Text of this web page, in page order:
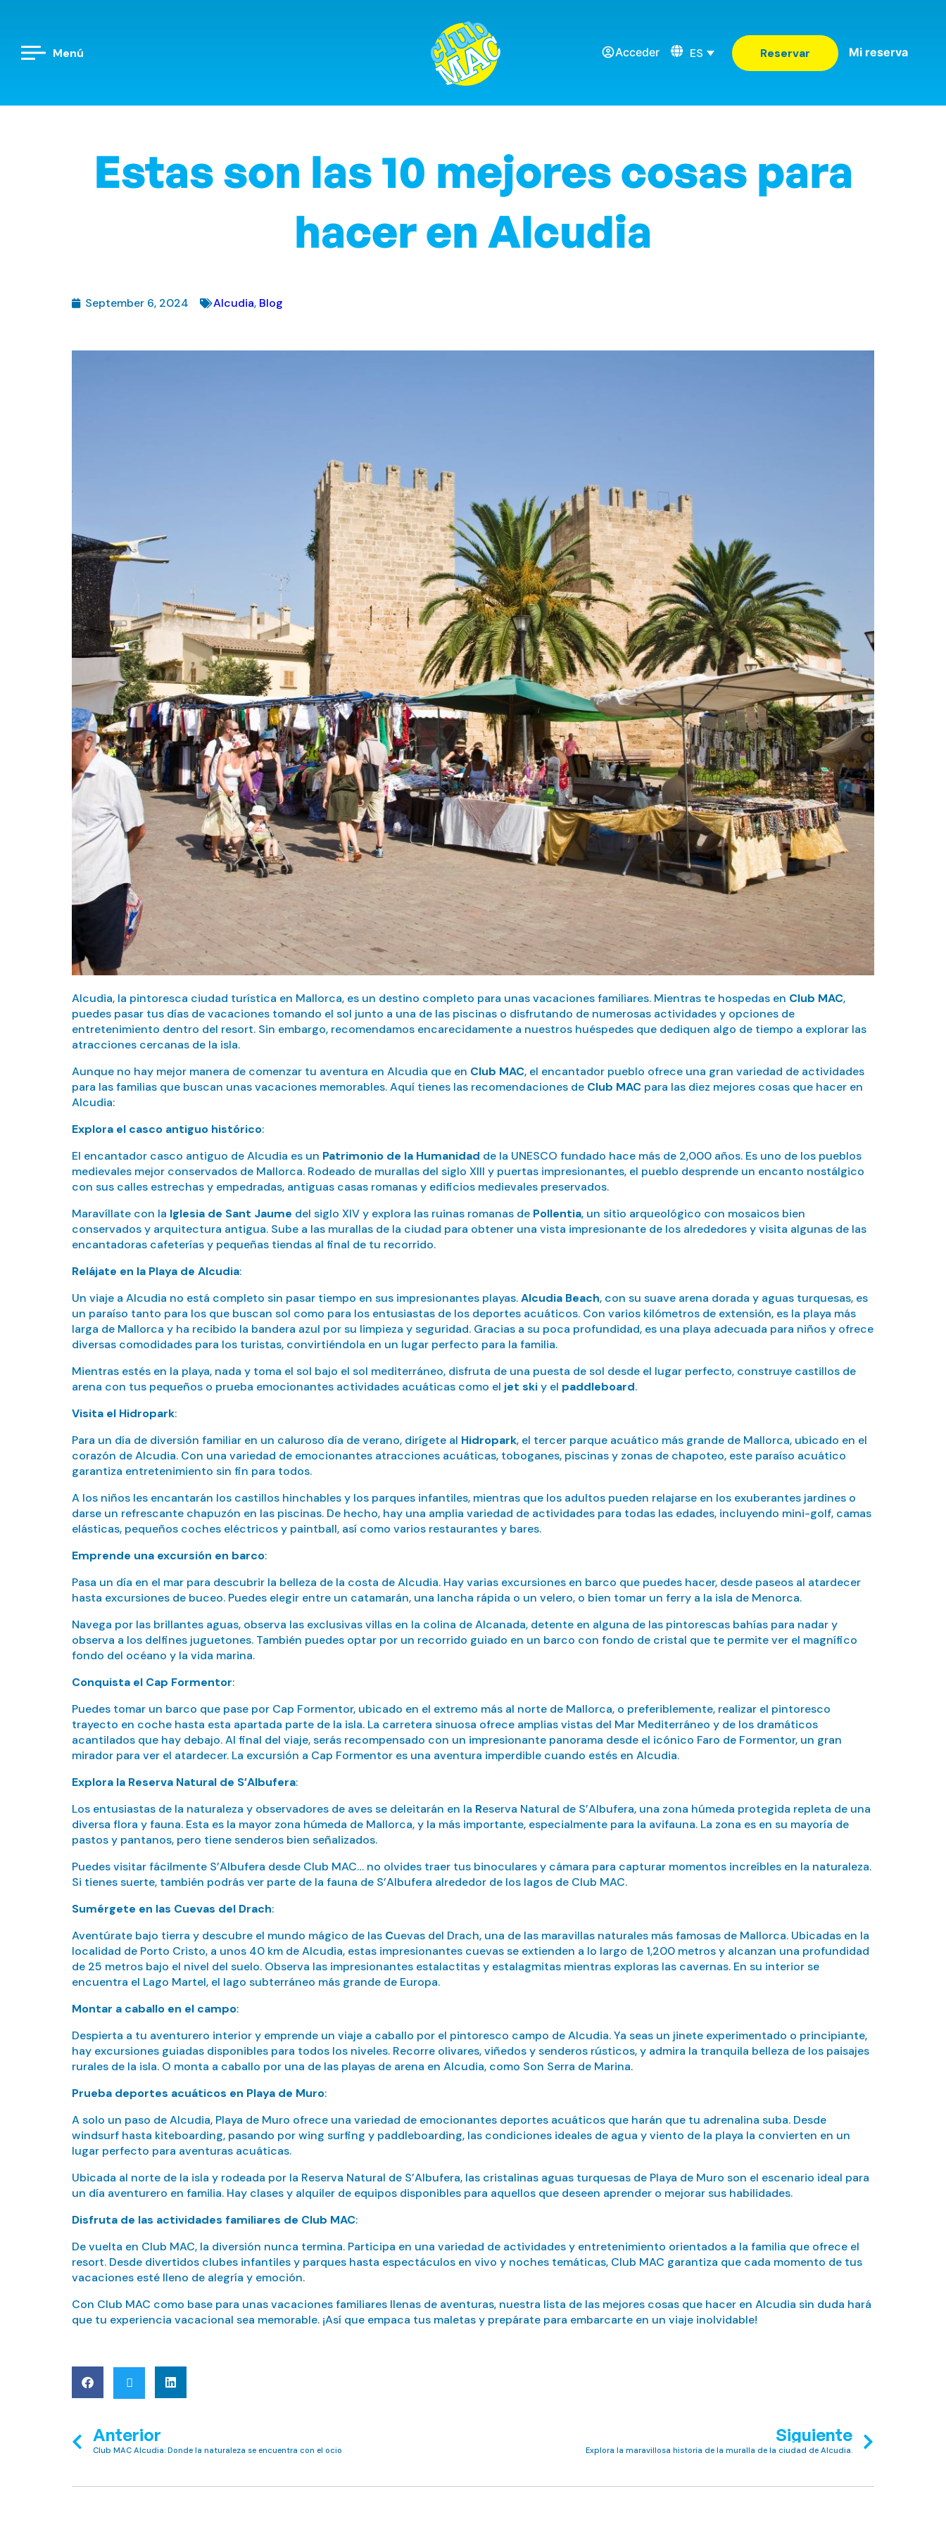
Menú Acceder ES Reservar Mi reserva
Estas son las 10 mejores cosas para
hacer en Alcudia
September 6, 2024 Alcudia, Blog
Alcudia, la pintoresca ciudad turística en Mallorca, es un destino completo para unas vacaciones familiares. Mientras te hospedas en Club MAC,
puedes pasar tus días de vacaciones tomando el sol junto a una de las piscinas o disfrutando de numerosas actividades y opciones de
entretenimiento dentro del resort. Sin embargo, recomendamos encarecidamente a nuestros huéspedes que dediquen algo de tiempo a explorar las
atracciones cercanas de la isla.
Aunque no hay mejor manera de comenzar tu aventura en Alcudia que en Club MAC, el encantador pueblo ofrece una gran variedad de actividades
para las familias que buscan unas vacaciones memorables. Aquí tienes las recomendaciones de Club MAC para las diez mejores cosas que hacer en
Alcudia:
Explora el casco antiguo histórico:
El encantador casco antiguo de Alcudia es un Patrimonio de la Humanidad de la UNESCO fundado hace más de 2,000 años. Es uno de los pueblos
medievales mejor conservados de Mallorca. Rodeado de murallas del siglo XIII y puertas impresionantes, el pueblo desprende un encanto nostálgico
con sus calles estrechas y empedradas, antiguas casas romanas y edificios medievales preservados.
Maravíllate con la Iglesia de Sant Jaume del siglo XIV y explora las ruinas romanas de Pollentia, un sitio arqueológico con mosaicos bien
conservados y arquitectura antigua. Sube a las murallas de la ciudad para obtener una vista impresionante de los alrededores y visita algunas de las
encantadoras cafeterías y pequeñas tiendas al final de tu recorrido.
Relájate en la Playa de Alcudia:
Un viaje a Alcudia no está completo sin pasar tiempo en sus impresionantes playas.Alcudia Beach, con su suave arena dorada y aguas turquesas, es
un paraíso tanto para los que buscan sol como para los entusiastas de los deportes acuáticos. Con varios kilómetros de extensión, es la playa más
larga de Mallorca y ha recibido la bandera azul por su limpieza y seguridad. Gracias a su poca profundidad, es una playa adecuada para niños y ofrece
diversas comodidades para los turistas, convirtiéndola en un lugar perfecto para la familia.
Mientras estés en la playa, nada y toma el sol bajo el sol mediterráneo, disfruta de una puesta de sol desde el lugar perfecto, construye castillos de
arena con tus pequeños o prueba emocionantes actividades acuáticas como el jet skiy el paddleboard.
Visita el Hidropark:
Para un día de diversión familiar en un caluroso día de verano, dirígete al Hidropark, el tercer parque acuático más grande de Mallorca, ubicado en el
corazón de Alcudia. Con una variedad de emocionantes atracciones acuáticas, toboganes, piscinas y zonas de chapoteo, este paraíso acuático
garantiza entretenimiento sin fin para todos.
A los niños les encantarán los castillos hinchables y los parques infantiles, mientras que los adultos pueden relajarse en los exuberantes jardines o
darse un refrescante chapuzón en las piscinas. De hecho, hay una amplia variedad de actividades para todas las edades, incluyendo mini-golf, camas
elásticas, pequeños coches eléctricos y paintball, así como varios restaurantes y bares.
Emprende una excursión en barco:
Pasa un día en el mar para descubrir la belleza de la costa de Alcudia. Hay varias excursiones en barco que puedes hacer, desde paseos al atardecer
hasta excursiones de buceo. Puedes elegir entre un catamarán, una lancha rápida o un velero, o bien tomar un ferry a la isla de Menorca.
Navega por las brillantes aguas, observa las exclusivas villas en la colina de Alcanada, detente en alguna de las pintorescas bahías para nadar y
observa a los delfines juguetones. También puedes optar por un recorrido guiado en un barco con fondo de cristal que te permite ver el magnífico
fondo del océano y la vida marina.
Conquista el Cap Formentor:
Puedes tomar un barco que pase por Cap Formentor, ubicado en el extremo más al norte de Mallorca, o preferiblemente, realizar el pintoresco
trayecto en coche hasta esta apartada parte de la isla. La carretera sinuosa ofrece amplias vistas del Mar Mediterráneo y de los dramáticos
acantilados que hay debajo. Al final del viaje, serás recompensado con un impresionante panorama desde el icónico Faro de Formentor, un gran
mirador para ver el atardecer. La excursión a Cap Formentor es una aventura imperdible cuando estés en Alcudia.
Explora la Reserva Natural de S’Albufera:
Los entusiastas de la naturaleza y observadores de aves se deleitarán en la Reserva Natural de S’Albufera, una zona húmeda protegida repleta de una
diversa flora y fauna. Esta es la mayor zona húmeda de Mallorca, y la más importante, especialmente para la avifauna. La zona es en su mayoría de
pastos y pantanos, pero tiene senderos bien señalizados.
Puedes visitar fácilmente S’Albufera desde Club MAC… no olvides traer tus binoculares y cámara para capturar momentos increíbles en la naturaleza.
Si tienes suerte, también podrás ver parte de la fauna de S’Albufera alrededor de los lagos de Club MAC.
Sumérgete en las Cuevas del Drach:
Aventúrate bajo tierra y descubre el mundo mágico de las Cuevas del Drach, una de las maravillas naturales más famosas de Mallorca. Ubicadas en la
localidad de Porto Cristo, a unos 40 km de Alcudia, estas impresionantes cuevas se extienden a lo largo de 1,200 metros y alcanzan una profundidad
de 25 metros bajo el nivel del suelo. Observa las impresionantes estalactitas y estalagmitas mientras exploras las cavernas. En su interior se
encuentra el Lago Martel, el lago subterráneo más grande de Europa.
Montar a caballo en el campo:
Despierta a tu aventurero interior y emprende un viaje a caballo por el pintoresco campo de Alcudia. Ya seas un jinete experimentado o principiante,
hay excursiones guiadas disponibles para todos los niveles. Recorre olivares, viñedos y senderos rústicos, y admira la tranquila belleza de los paisajes
rurales de la isla. O monta a caballo por una de las playas de arena en Alcudia, como Son Serra de Marina.
Prueba deportes acuáticos en Playa de Muro:
A solo un paso de Alcudia, Playa de Muro ofrece una variedad de emocionantes deportes acuáticos que harán que tu adrenalina suba. Desde
windsurf hasta kiteboarding, pasando por wing surfing y paddleboarding, las condiciones ideales de agua y viento de la playa la convierten en un
lugar perfecto para aventuras acuáticas.
Ubicada al norte de la isla y rodeada por la Reserva Natural de S’Albufera, las cristalinas aguas turquesas de Playa de Muro son el escenario ideal para
un día aventurero en familia. Hay clases y alquiler de equipos disponibles para aquellos que deseen aprender o mejorar sus habilidades.
Disfruta de las actividades familiares de Club MAC:
De vuelta en Club MAC, la diversión nunca termina. Participa en una variedad de actividades y entretenimiento orientados a la familia que ofrece el
resort. Desde divertidos clubes infantiles y parques hasta espectáculos en vivo y noches temáticas, Club MAC garantiza que cada momento de tus
vacaciones esté lleno de alegría y emoción.
Con Club MAC como base para unas vacaciones familiares llenas de aventuras, nuestra lista de las mejores cosas que hacer en Alcudia sin duda hará
que tu experiencia vacacional sea memorable. ¡Así que empaca tus maletas y prepárate para embarcarte en un viaje inolvidable!
Anterior
Club MAC Alcudia: Donde la naturaleza se encuentra con el ocio
Siguiente
Explora la maravillosa historia de la muralla de la ciudad de Alcudia.